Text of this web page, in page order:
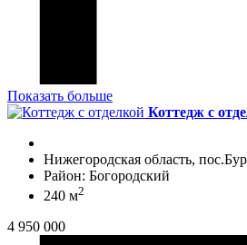
Показать больше
Коттедж с
Нижегородская область,
Район: Богородский
240 м2
4 950 000